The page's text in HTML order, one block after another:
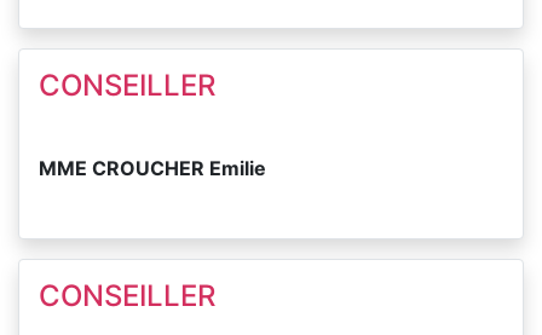
CONSEILLER
MME CROUCHER Emilie
CONSEILLER